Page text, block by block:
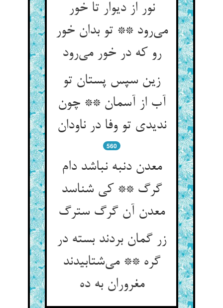
نور از دیوار تا خور
می‌رود ** تو بدان خور
رو که در خور می‌رود
زین سپس پستان تو
آب از آسمان ** چون
ندیدی تو وفا در ناودان
560
معدن دنبه نباشد دام
گرگ ** کی شناسد
معدن آن گرگ سترگ
زر گمان بردند بسته در
گره ** می‌شتابیدند
مغروران به ده